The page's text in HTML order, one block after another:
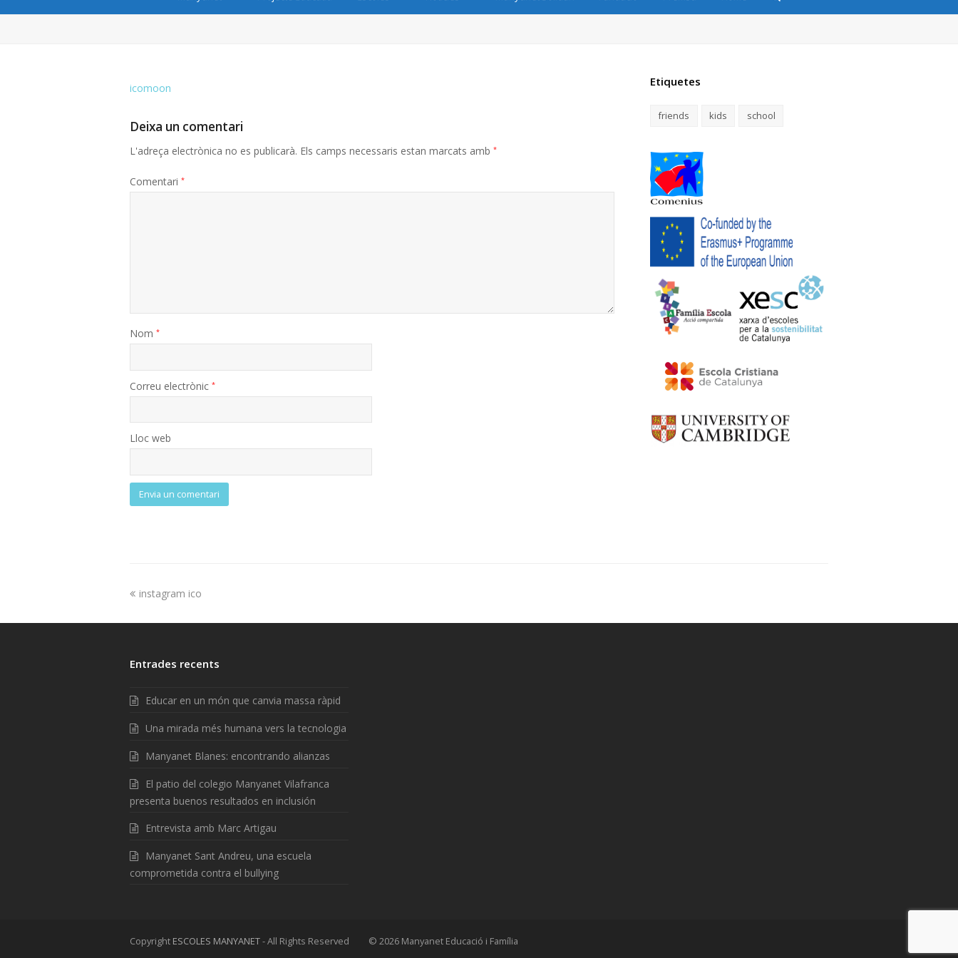
icomoon
Deixa un comentari
L'adreça electrònica no es publicarà. Els camps necessaris estan marcats amb *
Comentari *
Nom *
Correu electrònic *
Lloc web
Etiquetes
friends kids school
instagram ico
Entrades recents
Educar en un món que canvia massa ràpid
Una mirada més humana vers la tecnologia
Manyanet Blanes: encontrando alianzas
El patio del colegio Manyanet Vilafranca
presenta buenos resultados en inclusión
Entrevista amb Marc Artigau
Manyanet Sant Andreu, una escuela
comprometida contra el bullying
Copyright ESCOLES MANYANET- All Rights Reserved © 2026 Manyanet Educació i Família